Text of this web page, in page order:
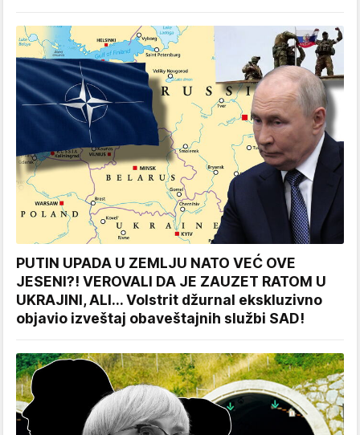
PUTIN UPADA U ZEMLJU NATO VEĆ OVE
JESENI?! VEROVALI DA JE ZAUZET RATOM U
UKRAJINI, ALI... Volstrit džurnal ekskluzivno
objavio izveštaj obaveštajnih službi SAD!